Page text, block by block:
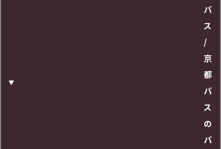
バ
ス
/
京
都
バ
ス
の
バ